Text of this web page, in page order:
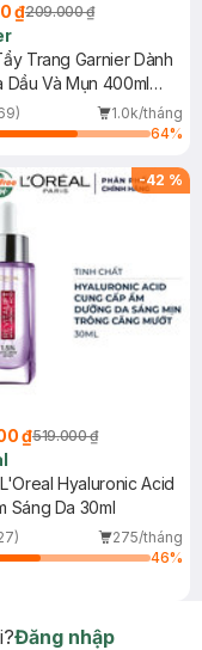
₫209.000 ₫
Trang Garnier Dành
Dầu Và Mụn 400ml
1.0k/tháng
64%
-42 %
₫519.000 ₫
Hyaluronic Acid
Sáng Da 30ml
275/tháng
46%
Đăng nhập